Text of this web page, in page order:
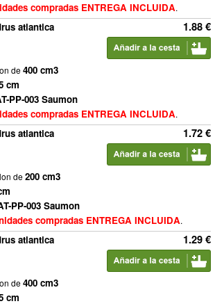
compradas ENTREGA INCLUIDA.
1.88 €
atlantica
de400 cm3
cm
PP-003 Saumon
compradas ENTREGA INCLUIDA.
1.72 €
atlantica
de200 cm3
PP-003 Saumon
compradas ENTREGA INCLUIDA.
1.29 €
atlantica
de400 cm3
cm